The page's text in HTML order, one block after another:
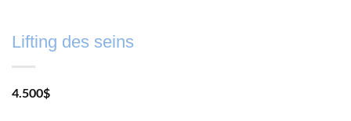
Lifting des seins
4.500$